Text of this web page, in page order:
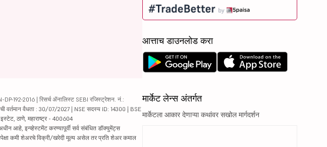
192-2016 | रिसर्च ॲनालिस्ट SEBI रजिस्ट्रेशन. नं.:
वर्तमान वैधता : 30/07/2027 | NSE सदस्य ID: 14300 | BSE
ठाणे, महाराष्ट्र - 400604
आहे, इन्व्हेस्टमेंट करण्यापूर्वी सर्व संबंधित डॉक्युमेंट्स
कमी शेअरचे विक्री/खरेदी मूल्य असेल तर प्रति शेअर कमाल
आत्ताच डाउनलोड करा
मार्केट लेन्स अंतर्गत
मार्केटला आकार देणाऱ्या कथांवर सखोल मार्गदर्शन